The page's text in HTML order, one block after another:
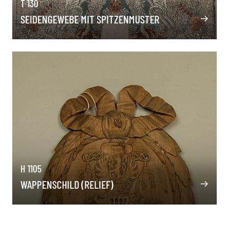
T 130
SEIDENGEWEBE MIT SPITZENMUSTER
H 1105
WAPPENSCHILD (RELIEF)